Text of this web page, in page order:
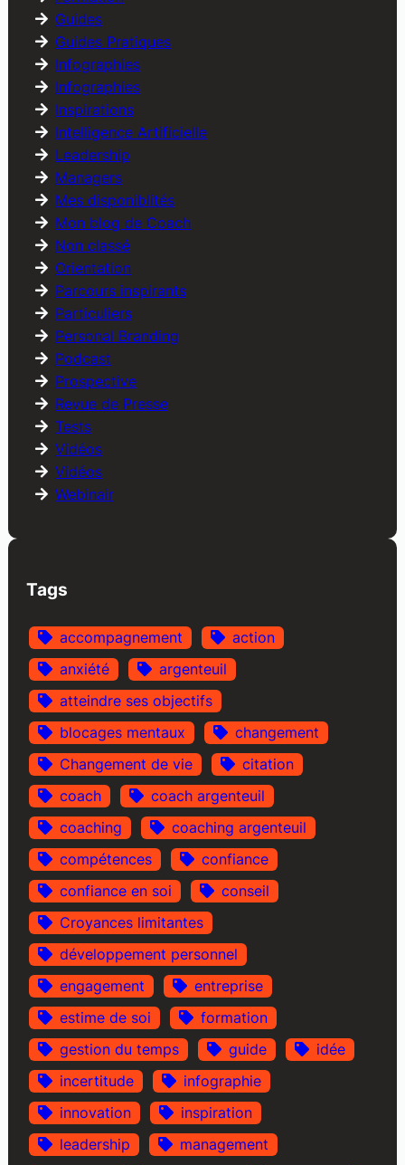
Guides
Guides Pratiques
Infographies
Infographies
Inspirations
Intelligence Artificielle
Leadership
Managers
Mes disponiblités
Mon blog de Coach
Non classé
Orientation
Parcours inspirants
Particuliers
Personal Branding
Podcast
Prospective
Revue de Presse
Tests
Vidéos
Vidéos
Webinair
Tags
accompagnement
action
anxiété
argenteuil
atteindre ses objectifs
blocages mentaux
changement
Changement de vie
citation
coach
coach argenteuil
coaching
coaching argenteuil
compétences
confiance
confiance en soi
conseil
Croyances limitantes
développement personnel
engagement
entreprise
estime de soi
formation
gestion du temps
guide
idée
incertitude
infographie
innovation
inspiration
leadership
management